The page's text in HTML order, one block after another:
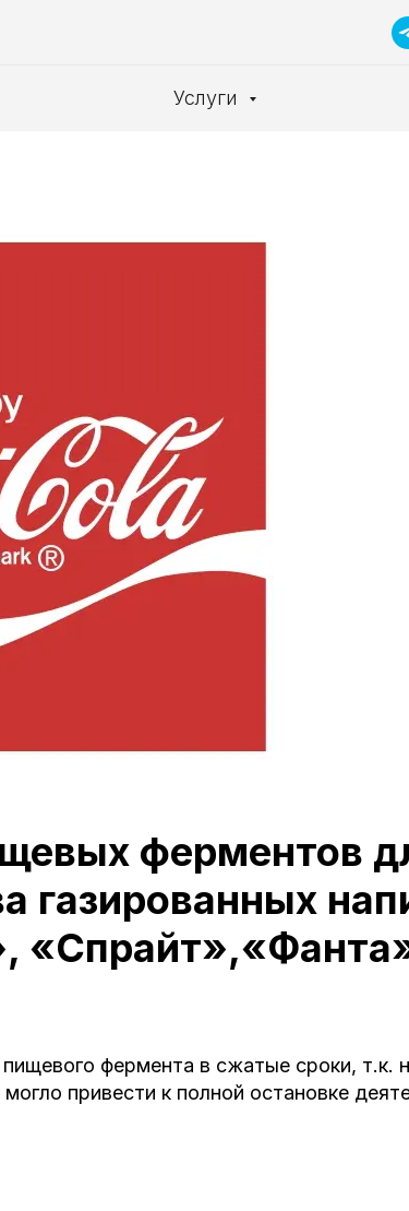
Услуги
ферментов
газированных
фермента в сжатые сроки, т.к.
привести к полной остановке